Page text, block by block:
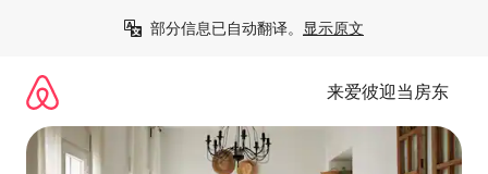
部分信息已自动翻译。 显示原文
来爱彼迎当房东